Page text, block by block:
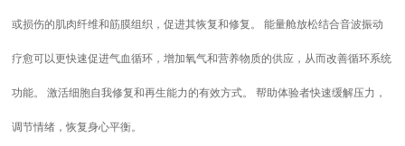
或损伤的肌肉纤维和筋膜组织，促进其恢复和修复。 能量舱放松结合音波振动
疗愈可以更快速促进气血循环，增加氧气和营养物质的供应，从而改善循环系统
功能。 激活细胞自我修复和再生能力的有效方式。 帮助体验者快速缓解压力，
调节情绪，恢复身心平衡。